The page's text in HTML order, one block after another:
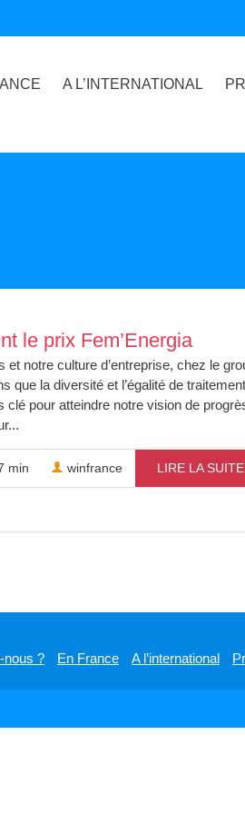
A L’INTERNATIONAL
le prix Fem’Energia
notre culture d’entreprise, chez le
que la diversité et l’égalité de traitement
pour atteindre notre vision de
min winfrance LIRE LA SUITE
nous ? En France A l’international